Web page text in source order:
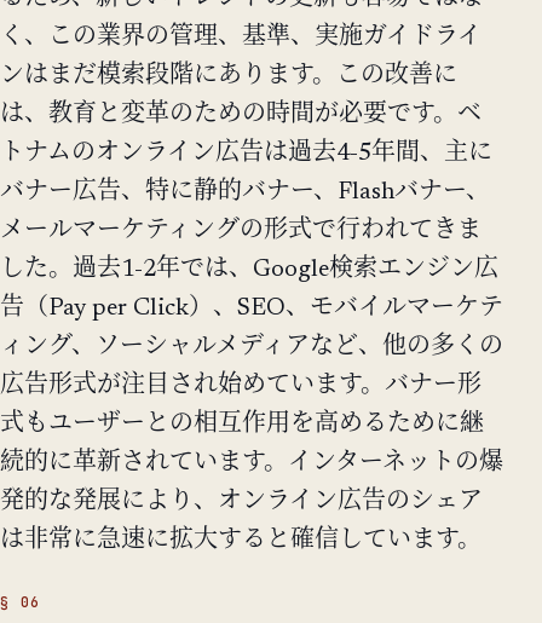
く、この業界の管理、基準、実施ガイドライ
ンはまだ模索段階にあります。この改善に
は、教育と変革のための時間が必要です。ベ
トナムのオンライン広告は過去4-5年間、主に
バナー広告、特に静的バナー、Flashバナー、
メールマーケティングの形式で行われてきま
した。過去1-2年では、Google検索エンジン広
告（Pay per Click）、SEO、モバイルマーケテ
ィング、ソーシャルメディアなど、他の多くの
広告形式が注目され始めています。バナー形
式もユーザーとの相互作用を高めるために継
続的に革新されています。インターネットの爆
発的な発展により、オンライン広告のシェア
は非常に急速に拡大すると確信しています。